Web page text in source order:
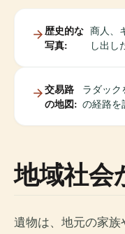
歴史的な
写真:
商人、
し出し
交易路
の地図:
ラダック
の経路を
地域社会
遺物は、地元の家族